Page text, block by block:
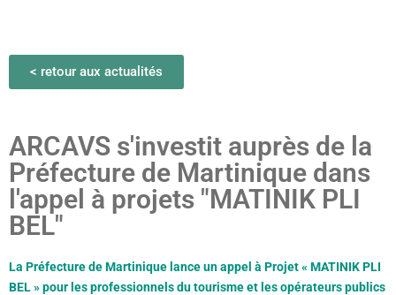
< retour aux actualités
ARCAVS s'investit auprès de la
Préfecture de Martinique dans
l'appel à projets "MATINIK PLI
BEL"
La Préfecture de Martinique lance un appel à Projet « MATINIK PLI
BEL » pour les professionnels du tourisme et les opérateurs publics